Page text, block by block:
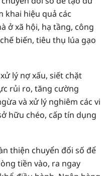
khai hiệu quả các
ở xã hội, hạ tầng, công
biến, tiêu thụ lúa gạo
lý nợ xấu, siết chặt
rủi ro, tăng cường
và xử lý nghiêm các vi
hữu chéo, cấp tín dụng
thiện chuyển đổi số để
tiền vào, ra ngay